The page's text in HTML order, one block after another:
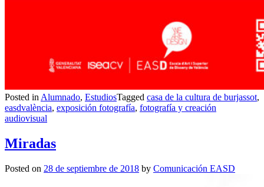
Posted in Alumnado, EstudiosTagged casa de la cultura de burjassot,
easdvalència, exposición fotografía, fotografía y creación
audiovisual
Miradas
Posted on 28 de septiembre de 2018 by Comunicación EASD